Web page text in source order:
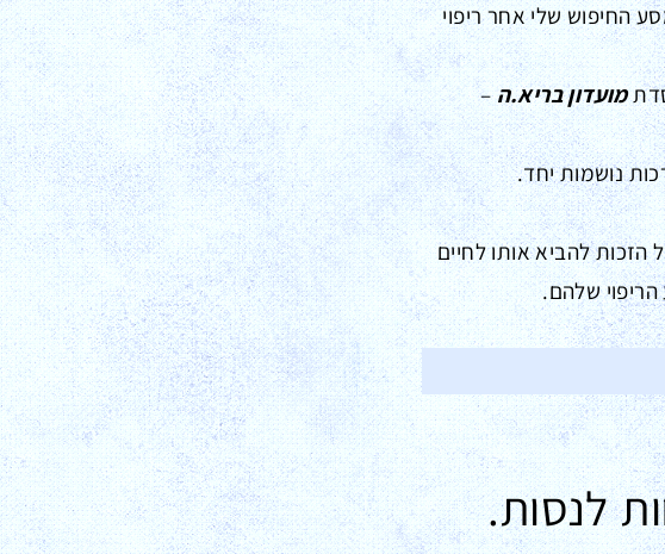
לפני כ 15 שנים במסע החיפוש שלי אחר ריפוי
מועדון בריא.ה –
נושמות יחד.
הזכות להביא אותו לחיים
שלהם.
לנסות.